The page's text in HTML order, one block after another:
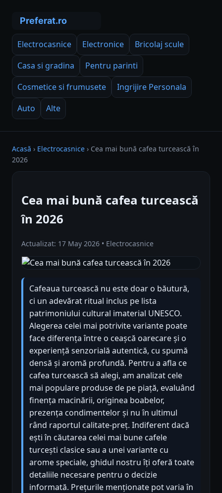
Electrocasnice Electronice
Bricolaj scule
Casa si gradina
Pentru parinti
Cosmetice si frumusete
Ingrijire Personala
Auto
Alte
Acasă › Electrocasnice › Cea mai bună cafea turcească în
2026
Cea mai bună cafea turcească
în 2026
Actualizat: 17 May 2026 • Electrocasnice
Cafeaua turcească nu este doar o băutură,
ci un adevărat ritual inclus pe lista
patrimoniului cultural imaterial UNESCO.
Alegerea celei mai potrivite variante poate
face diferența între o ceașcă oarecare și o
experiență senzorială autentică, cu spumă
densă și aromă profundă. Pentru a afla ce
cafea turcească să alegi, am analizat cele
mai populare produse de pe piață, evaluând
finența macinării, originea boabelor,
prezența condimentelor și nu în ultimul
rând raportul calitate-preț. Indiferent dacă
ești în căutarea celei mai bune cafele
turcești clasice sau a unei variante cu
arome speciale, ghidul nostru îți oferă toate
detaliile necesare pentru o decizie
informată. Prețurile menționate pot varia în